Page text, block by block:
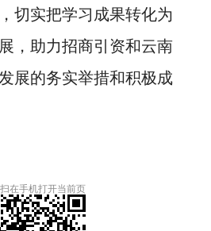
切实把学习成果转化为
，助力招商引资和云南
展的务实举措和积极成
在手机打开当前页